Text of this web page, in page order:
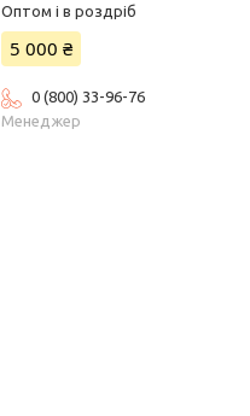
Оптом і в роздріб
5 000 ₴
0 (800) 33-96-76
Менеджер